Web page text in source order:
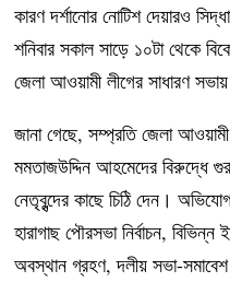
কারণ দর্শানোর নোটিশ দেয়ারও
শনিবার সকাল সাড়ে ১০টা থেকে
জেলা আওয়ামী লীগের সাধারণ
জানা গেছে, সম্প্রতি জেলা
মমতাজউদ্দিন আহমেদের বিরুদ্ধে
নেতৃবৃন্দের কাছে চিঠি দেন।
হারাগাছ পৌরসভা নির্বাচন, বিভিন্ন
অবস্থান গ্রহণ, দলীয় সভা-